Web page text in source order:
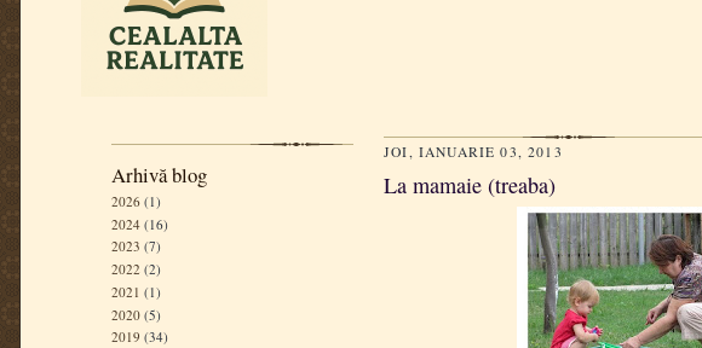
Arhivă blog
2026 (1)
2024 (16)
2023 (7)
2022 (2)
2021 (1)
2020 (5)
2019 (34)
JOI, IANUARIE 03, 2013
La mamaie (treaba)